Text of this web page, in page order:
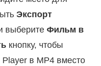
Экспорт
выберите Фильм в
кнопку, чтобы
Player в MP4 вместо